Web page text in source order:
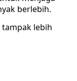
berlebih.
lebih